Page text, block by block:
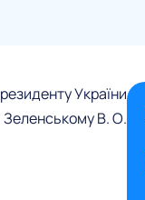
України
Зеленському В. О.